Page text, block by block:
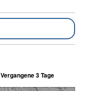
Vergangene 3 Tage